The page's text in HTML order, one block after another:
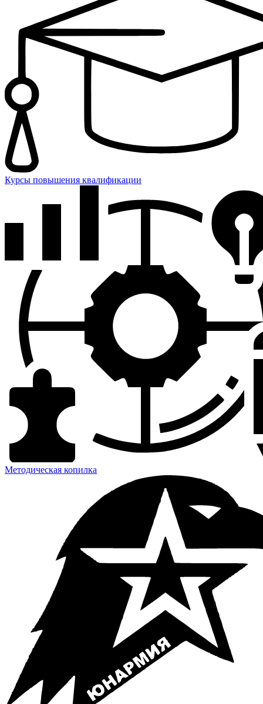
Курсы повышения квалификации
Методическая копилка